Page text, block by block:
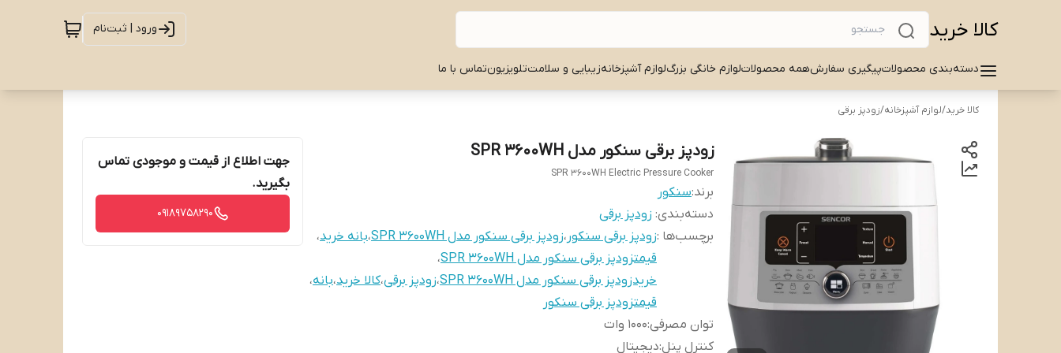
کالا خرید ورود | ثبت‌نام
دسته‌بندی محصولاتپیگیری سفارشهمه محصولاتلوازم خانگی بزرگلوازم آشپزخانهزیبایی و سلامتتلویزیونتماس با ما
کالا خرید/لوازم آشپزخانه/زودپز برقی
زودپز برقی سنکور مدل SPR 3600WH
SPR 3600WH Electric Pressure Cooker
برند:سنکور
دسته‌بندی: زودپز برقی
برچسب‌ها :زودپز برقی سنکور ،زودپز برقی سنکور مدل SPR 3600WH ،بانه خرید،
قیمتزودپز برقی سنکور مدل SPR 3600WH
،
خریدزودپز برقی سنکور مدل SPR 3600WH
،زودپز برقی،کالا خرید،بانه،
قیمتزودپز برقی سنکور
توان مصرفی:1000 وات
کنترل پنل:دیجیتال
جهت اطلاع از قیمت و موجودی تماس
بگیرید.
09189758290